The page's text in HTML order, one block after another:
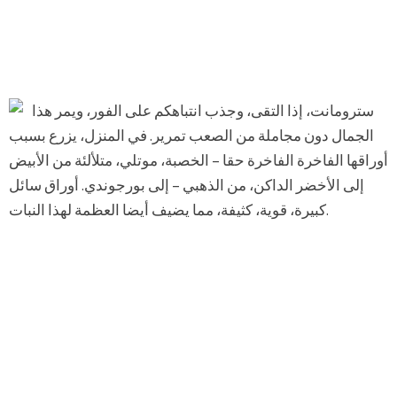
سترومانت، إذا التقى، وجذب انتباهكم على الفور، ويمر هذا
الجمال دون مجاملة من الصعب تمرير. في المنزل، يزرع بسبب
أوراقها الفاخرة الفاخرة حقا – الخصبة، موتلي، متلألئة من الأبيض
إلى الأخضر الداكن، من الذهبي – إلى بورجوندي. أوراق سائل
كبيرة، قوية، كثيفة، مما يضيف أيضا العظمة لهذا النبات.